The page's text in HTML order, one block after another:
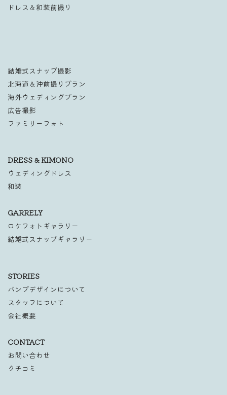
ドレス＆和装前撮り
結婚式スナップ撮影
北海道＆沖前撮りプラン
海外ウェディングプラン
広告撮影
ファミリーフォト
DRESS & KIMONO
ウェディングドレス
和装
GARRELY
ロケフォトギャラリー
結婚式スナップギャラリー
STORIES
バンプデザインについて
スタッフについて
会社概要
CONTACT
お問い合わせ
クチコミ